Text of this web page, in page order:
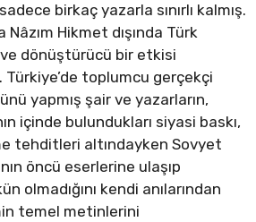
birkaç yazarla sınırlı kalmış.
Nâzım Hikmet dışında Türk
dönüştürücü bir etkisi
Türkiye’de toplumcu gerçekçi
yapmış şair ve yazarların,
içinde bulundukları siyasi baskı,
tehditleri altındayken Sovyet
öncü eserlerine ulaşıp
olmadığını kendi anılarından
temel metinlerini